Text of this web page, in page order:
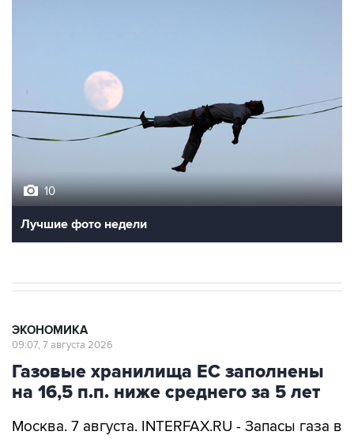
10
Лучшие фото недели
ЭКОНОМИКА
09:07, 7 августа 2026
Газовые хранилища ЕС заполнены
на 16,5 п.п. ниже среднего за 5 лет
Москва. 7 августа. INTERFAX.RU - Запасы газа в